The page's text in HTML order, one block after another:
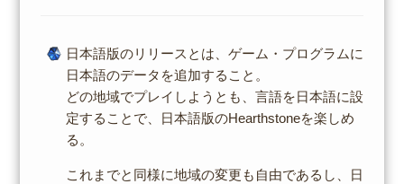
日本語版のリリースとは、ゲーム・プログラムに
日本語のデータを追加すること。
どの地域でプレイしようとも、言語を日本語に設
定することで、日本語版のHearthstoneを楽しめ
る。
これまでと同様に地域の変更も自由であるし、日